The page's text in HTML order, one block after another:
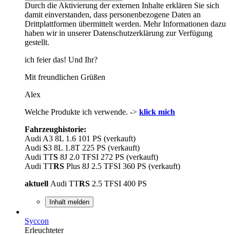
Durch die Aktivierung der externen Inhalte erklären Sie sich
damit einverstanden, dass personenbezogene Daten an
Drittplattformen übermittelt werden. Mehr Informationen dazu
haben wir in unserer Datenschutzerklärung zur Verfügung
gestellt.
ich feier das! Und Ihr?
Mit freundlichen Grüßen
Alex
Welche Produkte ich verwende. -> klick mich
Fahrzeughistorie:
Audi A3 8L 1.6 101 PS (verkauft)
Audi S3 8L 1.8T 225 PS (verkauft)
Audi TTS 8J 2.0 TFSI 272 PS (verkauft)
Audi TTRS Plus 8J 2.5 TFSI 360 PS (verkauft)
aktuell Audi TTRS 2.5 TFSI 400 PS
Inhalt melden
Syccon
Erleuchteter